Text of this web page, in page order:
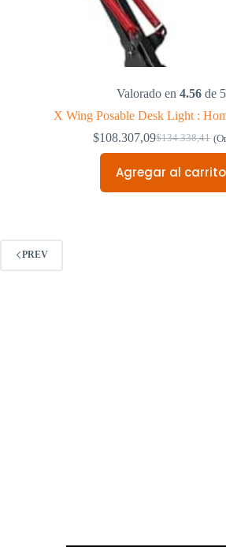
Valorado en 4.56de 5
X Wing Posable Desk Light :
$134.338,41
Original
price
was:
$108.307,09Current
price
is:
Agregar al carrito
PREV